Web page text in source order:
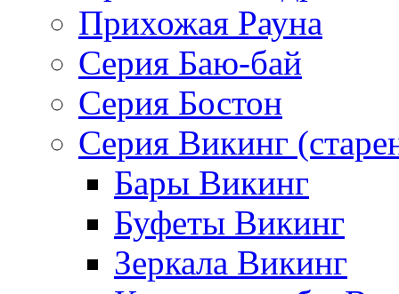
Прихожая Рауна
Серия Баю-бай
Серия Бостон
Серия Викинг
Бары Викинг
Буфеты Викинг
Зеркала Викинг